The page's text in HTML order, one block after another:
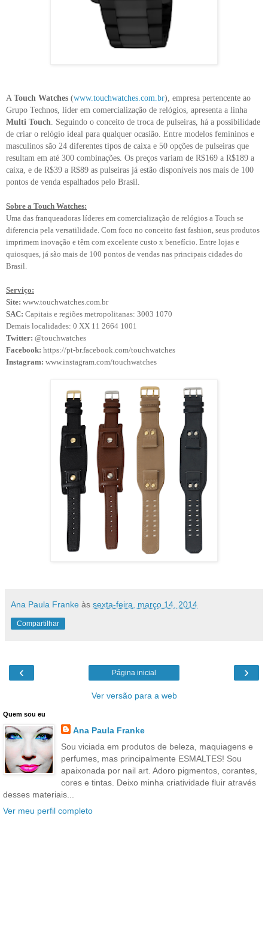
A Touch Watches (www.touchwatches.com.br), empresa pertencente ao
Grupo Technos, líder em comercialização de relógios, apresenta a linha
Multi Touch. Seguindo o conceito de troca de pulseiras, há a possibilidade
de criar o relógio ideal para qualquer ocasião. Entre modelos femininos e
masculinos são 24 diferentes tipos de caixa e 50 opções de pulseiras que
resultam em até 300 combinações. Os preços variam de R$169 a R$189 a
caixa, e de R$39 a R$89 as pulseiras já estão disponíveis nos mais de 100
pontos de venda espalhados pelo Brasil.
Sobre a Touch Watches:
Uma das franqueadoras líderes em comercialização de relógios a Touch se
diferencia pela versatilidade. Com foco no conceito fast fashion, seus produtos
imprimem inovação e têm com excelente custo x benefício. Entre lojas e
quiosques, já são mais de 100 pontos de vendas nas principais cidades do
Brasil.
Serviço:
Site: www.touchwatches.com.br
SAC: Capitais e regiões metropolitanas: 3003 1070
Demais localidades: 0 XX 11 2664 1001
Twitter: @touchwatches
Facebook: https://pt-br.facebook.com/touchwatches
Instagram: www.instagram.com/touchwatches
Ana Paula Franke às sexta-feira, março 14, 2014
Compartilhar
‹ ›
Página inicial
Ver versão para a web
Quem sou eu
Ana Paula Franke
Sou viciada em produtos de beleza, maquiagens e
perfumes, mas principalmente ESMALTES! Sou
apaixonada por nail art. Adoro pigmentos, corantes,
cores e tintas. Deixo minha criatividade fluir através
desses materiais...
Ver meu perfil completo